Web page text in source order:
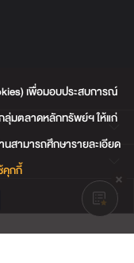
เพื่อมอบประสบการณ์
ลุ่มตลาดหลักทรัพย์ฯ ให้แก่
สามารถศึกษารายละเอียด
คุกกี้